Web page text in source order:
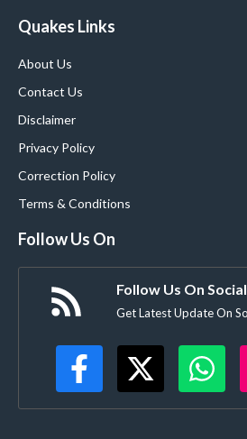
Quakes Links
About Us
Contact Us
Disclaimer
Privacy Policy
Correction Policy
Terms & Conditions
Follow Us On
Follow Us On
Get Latest Update On